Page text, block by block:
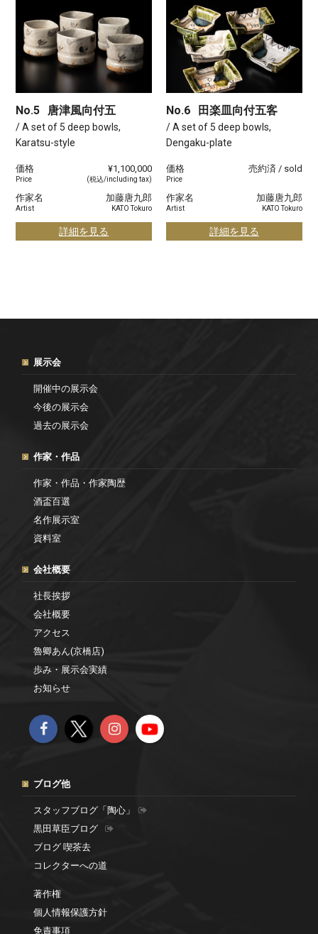
No.5 唐津風向付五
/ A set of 5 deep bowls,
Karatsu-style
価格
Price
¥1,100,000
(税込/including tax)
作家名
Artist
加藤唐九郎
KATO Tokuro
詳細を見る
No.6 田楽皿向付五客
/ A set of 5 deep bowls,
Dengaku-plate
価格
Price
売約済 / sold
作家名
Artist
加藤唐九郎
KATO Tokuro
詳細を見る
展示会
開催中の展示会
今後の展示会
過去の展示会
作家・作品
作家・作品・作家陶歴
酒盃百選
名作展示室
資料室
会社概要
社長挨拶
会社概要
アクセス
魯卿あん(京橋店)
歩み・展示会実績
お知らせ
ブログ他
スタッフブログ「陶心」
黒田草臣ブログ
ブログ 喫茶去
コレクターへの道
著作権
個人情報保護方針
免責事項